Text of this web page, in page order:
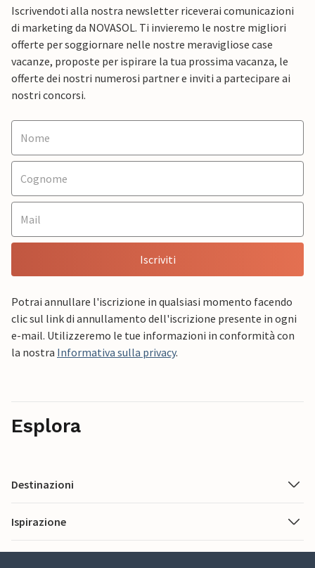
Iscrivendoti alla nostra newsletter riceverai comunicazioni
di marketing da NOVASOL. Ti invieremo le nostre migliori
offerte per soggiornare nelle nostre meravigliose case
vacanze, proposte per ispirare la tua prossima vacanza, le
offerte dei nostri numerosi partner e inviti a partecipare ai
nostri concorsi.
Iscriviti
Potrai annullare l'iscrizione in qualsiasi momento facendo
clic sul link di annullamento dell'iscrizione presente in ogni
e-mail. Utilizzeremo le tue informazioni in conformità con
la nostra Informativa sulla privacy.
Esplora
Destinazioni
Ispirazione